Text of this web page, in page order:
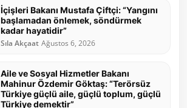
İçişleri Bakanı Mustafa Çiftçi: “Yangını
başlamadan önlemek, söndürmek
kadar hayatidir”
Sıla Akçaat Ağustos 6, 2026
Aile ve Sosyal Hizmetler Bakanı
Mahinur Özdemir Göktaş: “Terörsüz
Türkiye güçlü aile, güçlü toplum, güçlü
Türkiye demektir”